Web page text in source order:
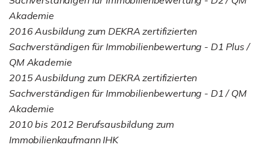
Akademie
2016 Ausbildung zum DEKRA zertifizierten
Sachverständigen für Immobilienbewertung - D1 Plus /
QM Akademie
2015 Ausbildung zum DEKRA zertifizierten
Sachverständigen für Immobilienbewertung - D1 / QM
Akademie
2010 bis 2012 Berufsausbildung zum
Immobilienkaufmann IHK